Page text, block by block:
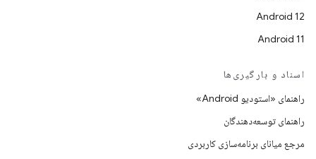
Android 12
Android 11
اسناد و بارگیری‌ها
راهنمای «استودیو Android»
راهنمای توسعه‌دهندگان
مرجع میانای برنامه‌سازی کاربردی